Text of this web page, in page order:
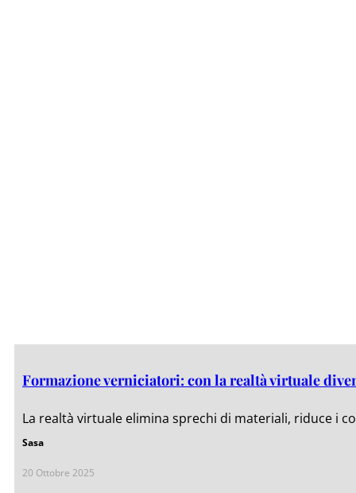
Formazione verniciatori: con la realtà virtuale
La realtà virtuale elimina sprechi di materiali, riduce i
Sasa
20 Ottobre 2025